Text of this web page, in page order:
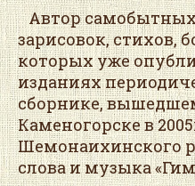
Автор самобытных
зарисовок, стихов,
которых уже
изданиях
сборнике,
Каменогорске в
Шемонаихинского
слова и музыка